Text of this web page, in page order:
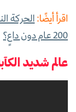
اقرأ أيضًا:الحركة
200 عام دون داعٍ؟
عالم شديد